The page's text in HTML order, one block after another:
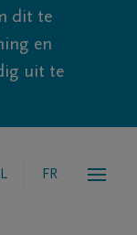
dit te
en
uit te
FR